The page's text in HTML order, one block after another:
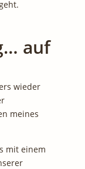
auf
wieder
meines
mit einem